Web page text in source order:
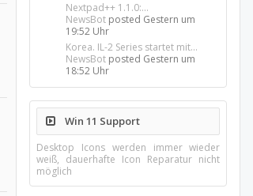
Nextpad++ 1.1.0:...
NewsBot posted Gestern um
19:52 Uhr
Korea. IL-2 Series startet mit...
NewsBot posted Gestern um
18:52 Uhr
Win 11 Support
Desktop Icons werden immer wieder
weiß, dauerhafte Icon Reparatur nicht
möglich